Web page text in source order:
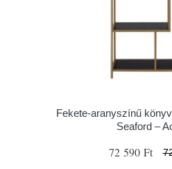
Fekete-aranyszínű
Seaford –
72 590 Ft